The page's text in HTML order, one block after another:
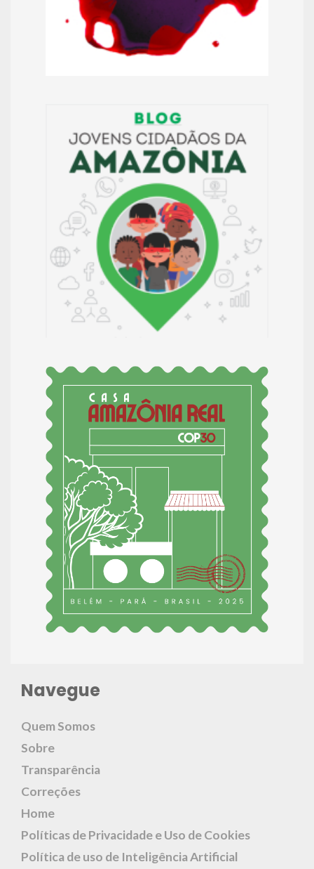
Navegue
Quem Somos
Sobre
Transparência
Correções
Home
Políticas de Privacidade e Uso de Cookies
Política de uso de Inteligência Artificial